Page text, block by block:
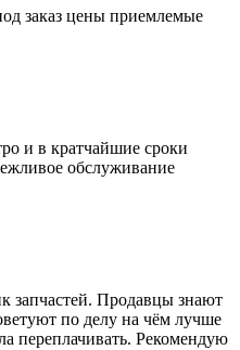
заказ цены приемлемые
и в кратчайшие сроки
обслуживание
запчастей. Продавцы знают
по делу на чём лучше
переплачивать. Рекомендую